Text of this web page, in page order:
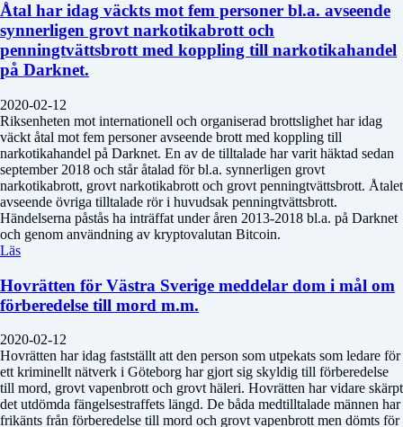
Åtal har idag väckts mot fem personer bl.a. avseende
synnerligen grovt narkotikabrott och
penningtvättsbrott med koppling till narkotikahandel
på Darknet.
2020-02-12
Riksenheten mot internationell och organiserad brottslighet har idag
väckt åtal mot fem personer avseende brott med koppling till
narkotikahandel på Darknet. En av de tilltalade har varit häktad sedan
september 2018 och står åtalad för bl.a. synnerligen grovt
narkotikabrott, grovt narkotikabrott och grovt penningtvättsbrott. Åtalet
avseende övriga tilltalade rör i huvudsak penningtvättsbrott.
Händelserna påstås ha inträffat under åren 2013-2018 bl.a. på Darknet
och genom användning av kryptovalutan Bitcoin.
Läs
Hovrätten för Västra Sverige meddelar dom i mål om
förberedelse till mord m.m.
2020-02-12
Hovrätten har idag fastställt att den person som utpekats som ledare för
ett kriminellt nätverk i Göteborg har gjort sig skyldig till förberedelse
till mord, grovt vapenbrott och grovt häleri. Hovrätten har vidare skärpt
det utdömda fängelsestraffets längd. De båda medtilltalade männen har
frikänts från förberedelse till mord och grovt vapenbrott men dömts för